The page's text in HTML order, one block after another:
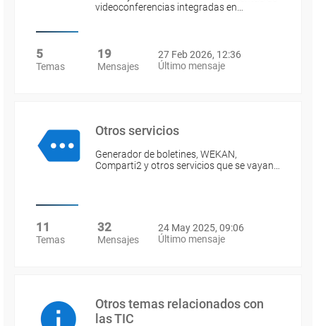
videoconferencias integradas en…
5
Temas
19
Mensajes
27 Feb 2026, 12:36
Último mensaje
Otros servicios
Generador de boletines, WEKAN,
Comparti2 y otros servicios que se vayan…
11
Temas
32
Mensajes
24 May 2025, 09:06
Último mensaje
Otros temas relacionados con
las TIC